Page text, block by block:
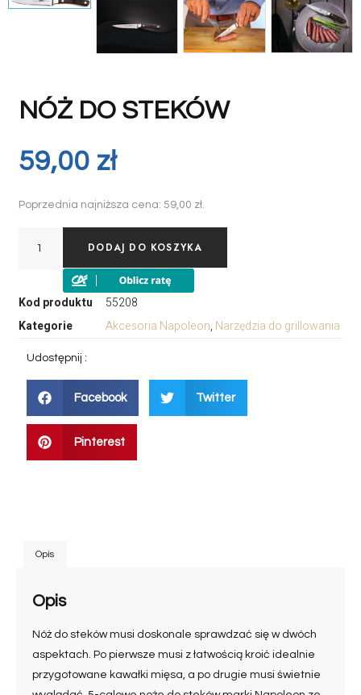
NÓŻ DO STEKÓW
59,00 zł
Poprzednia najniższa cena: 59,00 zł.
DODAJ DO KOSZYKA
Kod produktu
55208
Kategorie
Akcesoria Napoleon, Narzędzia do grillowania
Udostępnij :
Facebook Twitter
Pinterest
Opis
Opis
Nóż do steków musi doskonale sprawdzać się w dwóch
aspektach. Po pierwsze musi z łatwością kroić idealnie
przygotowane kawałki mięsa, a po drugie musi świetnie